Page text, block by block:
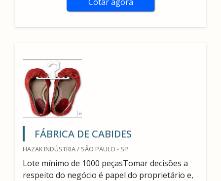
FÁBRICA DE CABIDES
HAZAK INDÚSTRIA / SÃO PAULO - SP
Lote mínimo de 1000 peçasTomar decisões a
respeito do negócio é papel do proprietário e,